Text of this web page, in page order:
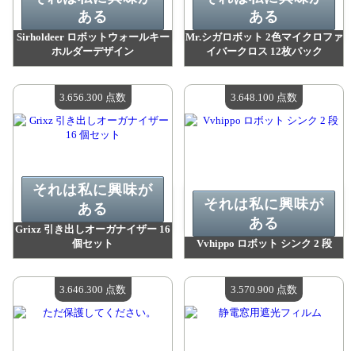
Sirholdeer ロボットウォールキー
ホルダーデザイン
利用可能な数量：4
ある
Mr.シガロボット 2色マイクロファ
イバークロス 12枚パック
利用可能な数量：4
ある
Grixz 引き出しオーガナイザー 16
個セット
利用可能な数量：4
それは私に興味が
ある
3.656.300 点数
Vvhippo ロボット シンク 2 段
利用可能な数量：4
それは私に興味が
ある
3.648.100 点数
3.646.300 点数 3.570.900 点数